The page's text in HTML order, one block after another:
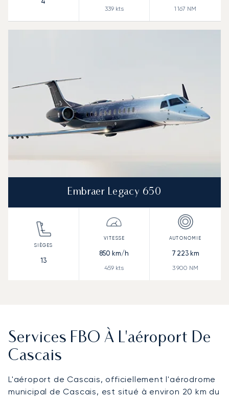
339kts 1 167 NM
Embraer Legacy 650
13
850 km/h
459 kts
7 223km
3 900 NM
Services FBO À L'aéroport De
Cascais
L'aéroport de Cascais, officiellement l'aérodrome
municipal de Cascais, est situé à environ 20 km du